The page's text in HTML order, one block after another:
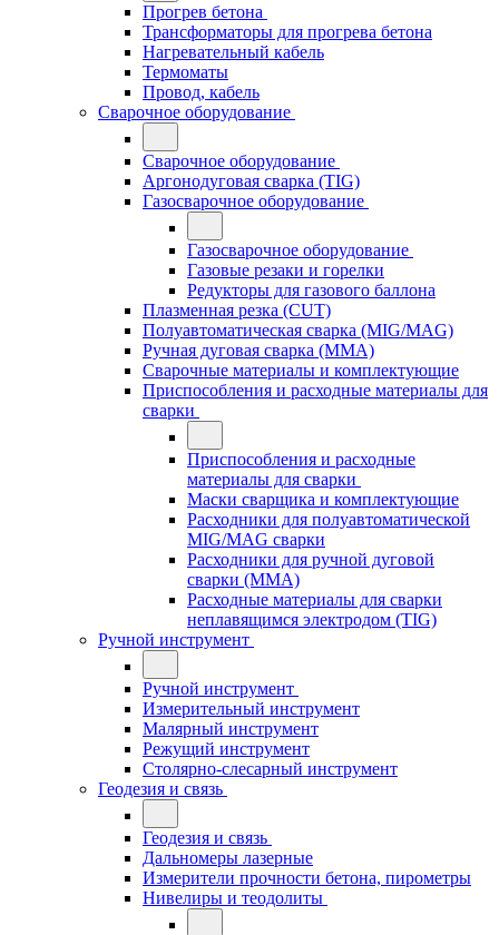
Прогрев бетона
Трансформаторы для прогрева бетона
Нагревательный кабель
Термоматы
Провод, кабель
Сварочное оборудование
Сварочное оборудование
Аргонодуговая сварка (TIG)
Газосварочное оборудование
Газосварочное оборудование
Газовые резаки и горелки
Редукторы для газового баллона
Плазменная резка (CUT)
Полуавтоматическая сварка (MIG/MAG)
Ручная дуговая сварка (MMA)
Сварочные материалы и комплектующие
Приспособления и расходные материалы для
сварки
Приспособления и расходные
материалы для сварки
Маски сварщика и комплектующие
Расходники для полуавтоматической
MIG/MAG сварки
Расходники для ручной дуговой
сварки (MMA)
Расходные материалы для сварки
неплавящимся электродом (TIG)
Ручной инструмент
Ручной инструмент
Измерительный инструмент
Малярный инструмент
Режущий инструмент
Столярно-слесарный инструмент
Геодезия и связь
Геодезия и связь
Дальномеры лазерные
Измерители прочности бетона, пирометры
Нивелиры и теодолиты